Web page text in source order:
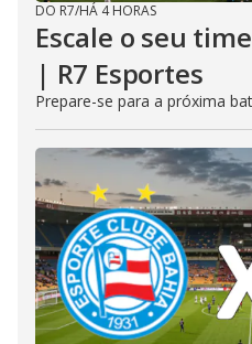
DO R7/HÁ 4 HORAS
Escale o seu
| R7 Esportes
Prepare-se para a próxima